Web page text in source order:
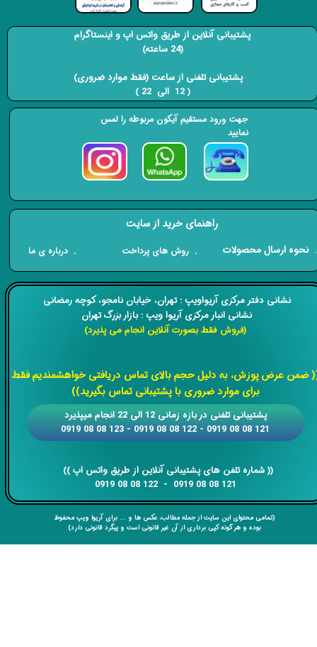
​​نشانی دفتر مرکزی آریواویپ : تهران، خیابان نامجو،کوچه رمضانی
نشانی انبار مرکزی آریوا ویپ : بازار بزرگ تهران
(فروش فقط بصورت آنلاین انجام می پذیرد)
ضمن عرض پوزش، به دلیل حجم بالای تماس دریافتی خواهشمندیم فقط
برای موارد ضروری با پشتیبانی تماس بگیرید))
​​​​​​​​​​​​​​(( ​​​​​​​شماره تلفن های پشتیبانی آنلاین از طریق واتس اپ ))
​​​​​​​121 08 08 0919 - 122 08 08 0919
​​پشتیبانی تلفنی در بازه زمانی 12 الی 22 انجام میپذیرد
121 08 08 0919 - 122 08 08 0919 - 123 08 08 0919
(تمامی محتوای این سایت از جمله مطالب، عکس ها و ... برای آریوا ویپ محفوظ
بوده و هر گونه کپی برداری از آن غیر قانونی است و پیگرد قانونی دارد)
راهنمای خرید از سایت
​. نحوه ارسال محصولات . روش های پرداخت . درباره ی ما
پشتیبانی آنلاین از طریق واتس اپ و اینستاگرام
(24 ساعته)
​​​​​​​ پشتیبانی تلفنی از ساعت (فقط موارد ضروری)
( 12 الی 22 ) ​​​​​​​
جهت ورود مستقیم آیکون مربوطه را لمس
نمایید